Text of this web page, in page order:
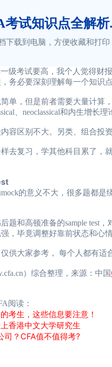
考试知识点全解
下载到电脑，方便收藏和打印
考试要高，我个人觉得财报
务必要深刻理解每一个知识
，但是前者需要大量计算，
、neoclassical和内生增长
区别不大。另类、组合投资
复习，学其他科目累了，
的意义不大，很多题都是
和高顿准备的sample test，
，毕竟调整好靠前状态和心情
大家参考， 每个人都有适合
）综合整理，来源：中国
阅读：
考生，这些信息要注意！
香港中文大学研究生
司？CFA值不值得考?